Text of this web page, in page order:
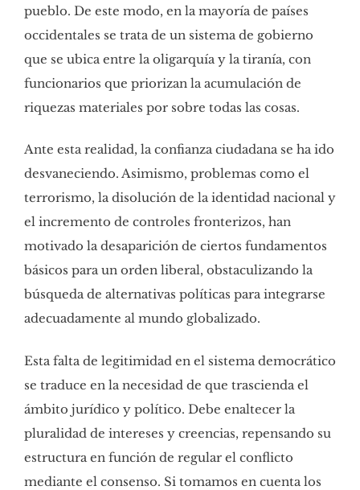
pueblo. De este modo, en la mayoría de países
occidentales se trata de un sistema de gobierno
que se ubica entre la oligarquía y la tiranía, con
funcionarios que priorizan la acumulación de
riquezas materiales por sobre todas las cosas.
Ante esta realidad, la confianza ciudadana se ha ido
desvaneciendo. Asimismo, problemas como el
terrorismo, la disolución de la identidad nacional y
el incremento de controles fronterizos, han
motivado la desaparición de ciertos fundamentos
básicos para un orden liberal, obstaculizando la
búsqueda de alternativas políticas para integrarse
adecuadamente al mundo globalizado.
Esta falta de legitimidad en el sistema democrático
se traduce en la necesidad de que trascienda el
ámbito jurídico y político. Debe enaltecer la
pluralidad de intereses y creencias, repensando su
estructura en función de regular el conflicto
mediante el consenso. Si tomamos en cuenta los